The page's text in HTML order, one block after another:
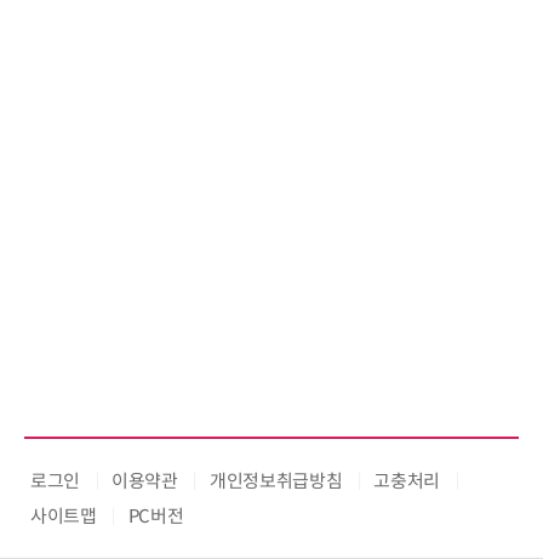
로그인 이용약관 개인정보취급방침
고충처리
사이트맵
PC버전